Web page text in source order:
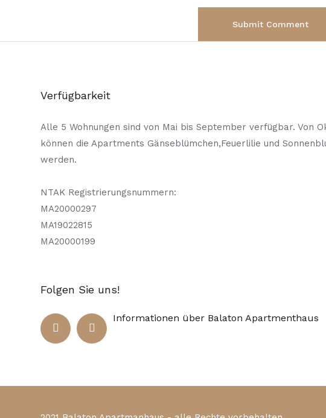
Verfügbarkeit
Alle 5 Wohnungen sind von Mai bis September verfügbar. Von
können die Apartments Gänseblümchen,Feuerlilie und
werden.
NTAK Registrierungsnummern:
MA20000297
MA19022815
MA20000199
Folgen Sie uns!
Informationen über Balaton Apartmenthaus